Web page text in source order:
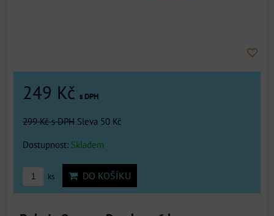
249 Kč s DPH
299 Kčs DPH Sleva 50 Kč
Dostupnost: Skladem
ks DO KOŠÍKU